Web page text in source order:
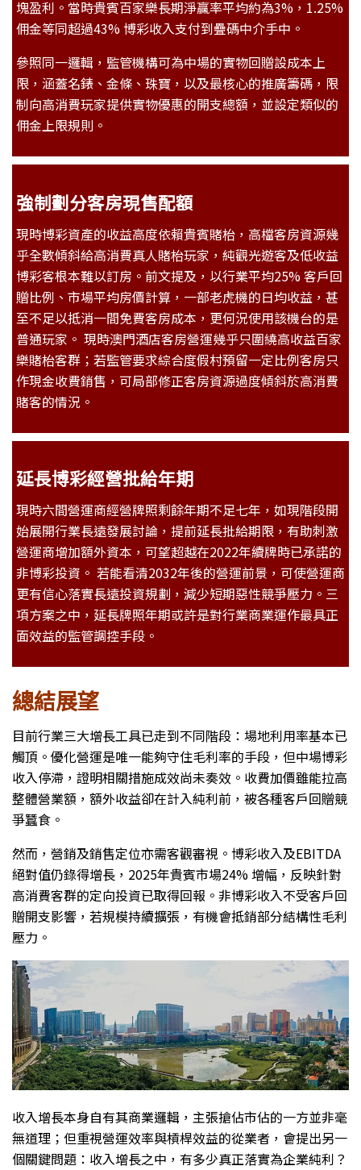
塊盈利。當時貴賓百家樂長期淨贏率平均約為3%，1.25%
佣金等同超過43% 博彩收入支付到疊碼中介手中。
參照同一邏輯，監管機構可為中場的實物回贈設成本上
限，涵蓋名錶、金條、珠寶，以及最核心的推廣籌碼，限
制向高消費玩家提供實物優惠的開支總額，並設定類似的
佣金上限規則。
強制劃分客房現售配額
現時博彩資產的收益高度依賴貴賓賭枱，高檔客房資源幾
乎全數傾斜給高消費真人賭枱玩家，純觀光遊客及低收益
博彩客根本難以訂房。前文提及，以行業平均25% 客戶回
贈比例、市場平均房價計算，一部老虎機的日均收益，甚
至不足以抵消一間免費客房成本，更何況使用該機台的是
普通玩家。 現時澳門酒店客房營運幾乎只圍繞高收益百家
樂賭枱客群；若監管要求綜合度假村預留一定比例客房只
作現金收費銷售，可局部修正客房資源過度傾斜於高消費
賭客的情況。
延長博彩經營批給年期
現時六間營運商經營牌照剩餘年期不足七年，如現階段開
始展開行業長遠發展討論，提前延長批給期限，有助刺激
營運商增加額外資本，可望超越在2022年續牌時已承諾的
非博彩投資。 若能看清2032年後的營運前景，可使營運商
更有信心落實長遠投資規劃，減少短期惡性競爭壓力。三
項方案之中，延長牌照年期或許是對行業商業運作最具正
面效益的監管調控手段。
總結展望
目前行業三大增長工具已走到不同階段：場地利用率基本已
觸頂。優化營運是唯一能夠守住毛利率的手段，但中場博彩
收入停滯，證明相關措施成效尚未奏效。收費加價雖能拉高
整體營業額，額外收益卻在計入純利前，被各種客戶回贈競
爭蠶食。
然而，營銷及銷售定位亦需客觀審視。博彩收入及EBITDA
絕對值仍錄得增長，2025年貴賓市場24% 增幅，反映針對
高消費客群的定向投資已取得回報。非博彩收入不受客戶回
贈開支影響，若規模持續擴張，有機會抵銷部分結構性毛利
壓力。
收入增長本身自有其商業邏輯，主張搶佔市佔的一方並非毫
無道理；但重視營運效率與槓桿效益的從業者，會提出另一
個關鍵問題：收入增長之中，有多少真正落實為企業純利？